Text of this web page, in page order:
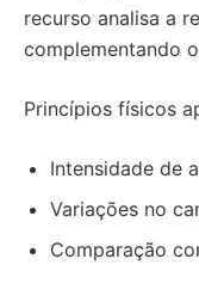
recurso analisa a
complementando
Princípios físicos
Intensidade de
Variações no
Comparação